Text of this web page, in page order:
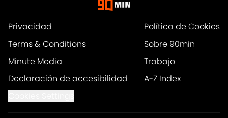
Privacidad
Política de Cookies
Terms & Conditions
Sobre 90min
Minute Media
Trabajo
Declaración de accesibilidad
A-Z Index